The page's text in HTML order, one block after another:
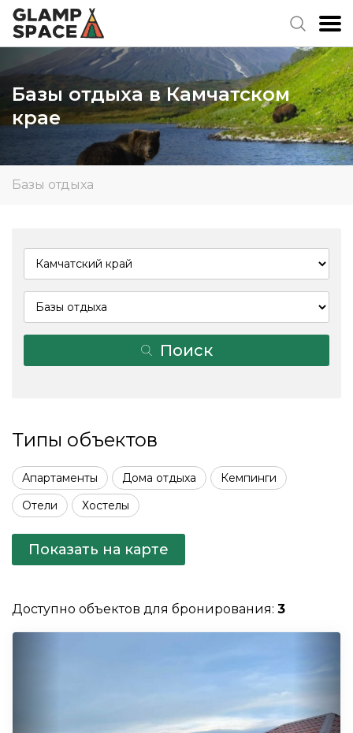
Базы отдыха в Камчатском
крае
Базы отдыха
Поиск
Типы объектов
Апартаменты Дома отдыха
Кемпинги
Отели
Хостелы
Показать на карте
Доступно объектов для бронирования: 3